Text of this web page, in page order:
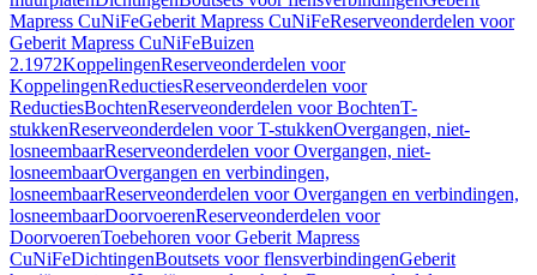
Mapress CuNiFeGeberit Mapress CuNiFeReserveonderdelen voor
Geberit Mapress CuNiFeBuizen
2.1972KoppelingenReserveonderdelen voor
KoppelingenReductiesReserveonderdelen voor
ReductiesBochtenReserveonderdelen voor BochtenT-
stukkenReserveonderdelen voor T-stukkenOvergangen, niet-
losneembaarReserveonderdelen voor Overgangen, niet-
losneembaarOvergangen en verbindingen,
losneembaarReserveonderdelen voor Overgangen en verbindingen,
losneembaarDoorvoerenReserveonderdelen voor
DoorvoerenToebehoren voor Geberit Mapress
CuNiFeDichtingenBoutsets voor flensverbindingenGeberit